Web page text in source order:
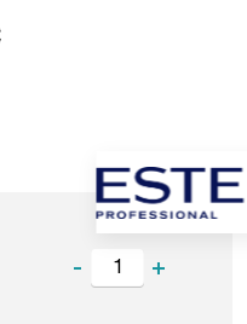
- +